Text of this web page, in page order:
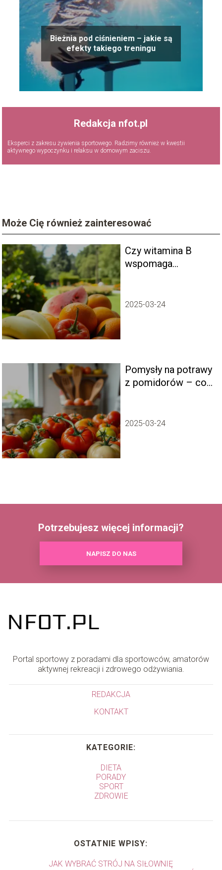
Bieżnia pod ciśnieniem – jakie są
efekty takiego treningu
Redakcja nfot.pl
Eksperci z zakresu żywienia sportowego. Radzimy również w kwestii
aktywnego wypoczynku i relaksu w domowym zaciszu.
Może Cię również zainteresować
Czy witamina B
wspomaga
2025-03-24
Pomysły na potrawy
z pomidorów – co
2025-03-24
Potrzebujesz więcej informacji?
NAPISZ DO NAS
Portal sportowy z poradami dla sportowców, amatorów
aktywnej rekreacji i zdrowego odżywiania.
REDAKCJA
KONTAKT
KATEGORIE:
DIETA
PORADY
SPORT
ZDROWIE
OSTATNIE WPISY:
JAK WYBRAĆ STRÓJ NA SIŁOWNIĘ